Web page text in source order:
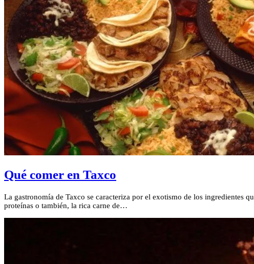
Qué comer en Taxco
La gastronomía de Taxco se caracteriza por el exotismo de los ingredientes
proteínas o también, la rica carne de…